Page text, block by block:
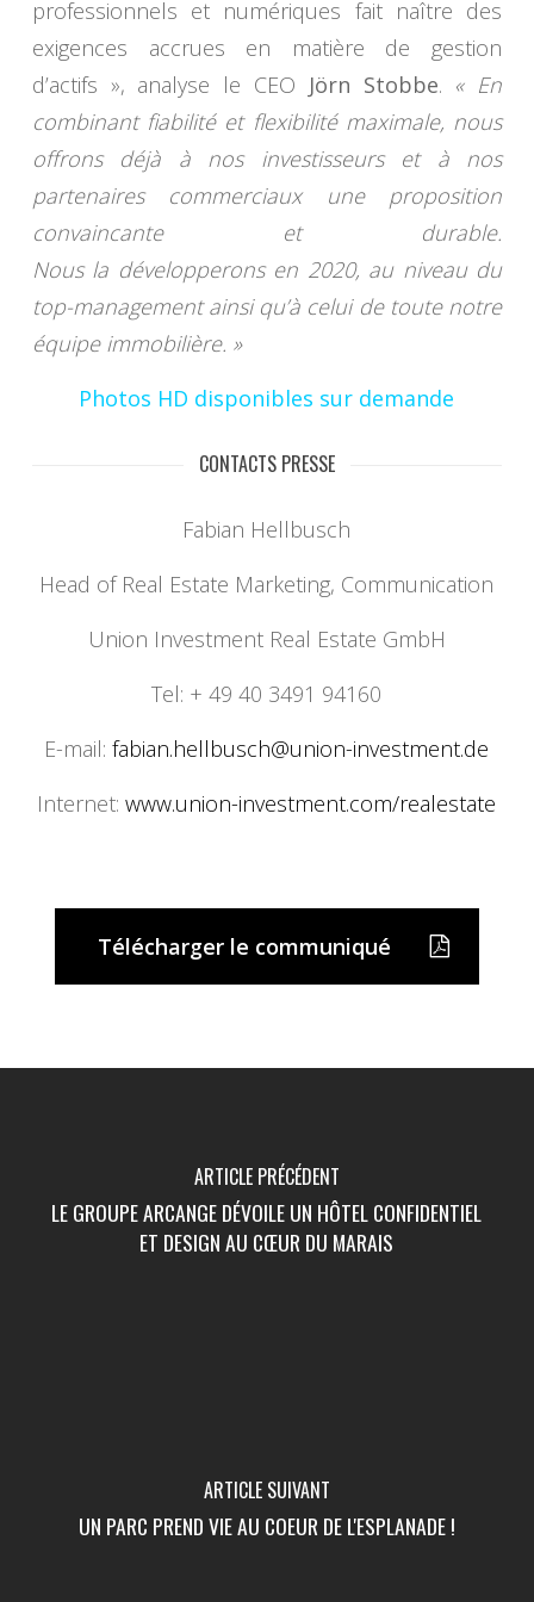
professionnels et numériques fait naître des
exigences accrues en matière de gestion
d’actifs », analyse le CEO Jörn Stobbe. « En
combinant fiabilité et flexibilité maximale, nous
offrons déjà à nos investisseurs et à nos
partenaires commerciaux une proposition
convaincante et durable.
Nous la développerons en 2020, au niveau du
top-management ainsi qu’à celui de toute notre
équipe immobilière. »
Photos HD disponibles sur demande
CONTACTS PRESSE
Fabian Hellbusch
Head of Real Estate Marketing, Communication
Union Investment Real Estate GmbH
Tel: + 49 40 3491 94160
E-mail:fabian.hellbusch@union-investment.de
Internet:www.union-investment.com/realestate
Télécharger le communiqué
ARTICLE PRÉCÉDENT
LE GROUPE ARCANGE DÉVOILE UN HÔTEL CONFIDENTIEL
ET DESIGN AU CŒUR DU MARAIS
ARTICLE SUIVANT
UN PARC PREND VIE AU COEUR DE L'ESPLANADE !